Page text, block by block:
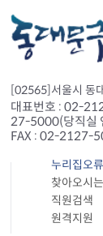
[02565]서울시 동
대표번호 : 02-
27-5000(당직실
FAX : 02-2127-
누리집오
찾아오시
직원검색
원격지원